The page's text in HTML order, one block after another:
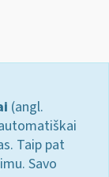
(angl.
Taip pat
Savo